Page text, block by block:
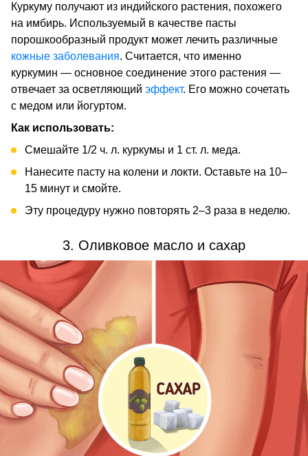
Куркуму получают из индийского растения, похожего
на имбирь. Используемый в качестве пасты
порошкообразный продукт может лечить различные
кожные заболевания. Считается, что именно
куркумин — основное соединение этого растения —
отвечает за осветляющий эффект. Его можно сочетать
с медом или йогуртом.
Как использовать:
Смешайте 1/2 ч. л. куркумы и 1 ст. л. меда.
Нанесите пасту на колени и локти. Оставьте на 10–
15 минут и смойте.
Эту процедуру нужно повторять 2–3 раза в неделю.
3. Оливковое масло и сахар